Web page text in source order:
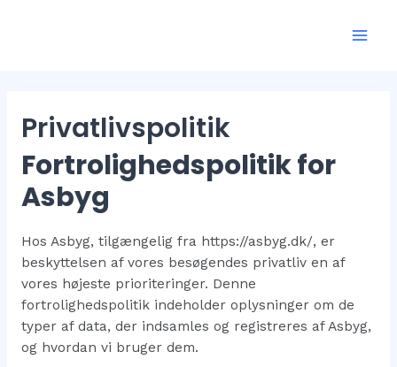
Privatlivspolitik
Fortrolighedspolitik for
Asbyg
Hos Asbyg, tilgængelig fra https://asbyg.dk/, er
beskyttelsen af vores besøgendes privatliv en af
vores højeste prioriteringer. Denne
fortrolighedspolitik indeholder oplysninger om de
typer af data, der indsamles og registreres af Asbyg,
og hvordan vi bruger dem.